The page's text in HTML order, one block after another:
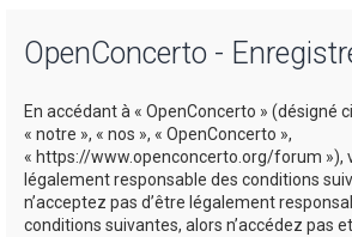
OpenConcerto -
En accédant à « OpenConcerto » (désigné
« notre », « nos », « OpenConcerto »,
« https://www.openconcerto.org/forum »),
légalement responsable des conditions
n’acceptez pas d’être légalement
conditions suivantes, alors n’accédez pas